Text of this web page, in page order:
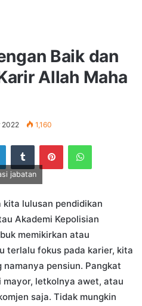
Baik dan
Allah Maha
2022 1,160
LinkedInTumblrPinterestWhatsApp
jabatan
lulusan pendidikan
Akademi Kepolisian
memikirkan atau
terlalu fokus pada karier, kita
pensiun. Pangkat
letkolnya awet, atau
saja. Tidak mungkin